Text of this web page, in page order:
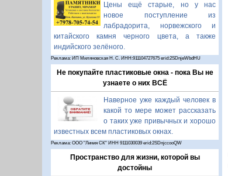
Цены ещё старые, но у нас
новое поступление из
лабрадорита, норвежского и
китайского камня черного цвета, а также
индийского зелёного.
Реклама: ИП Миляновская Н. С. ИНН:911104727675 erid:2SDnjeWbdHU
Не покупайте пластиковые окна - пока Вы не
узнаете о них ВСЁ
Наверное уже каждый человек в
какой то мере может рассказать
о таких уже привычных и хорошо
известных всем пластиковых окнах.
Реклама: ООО "Линия СК" ИНН 9111030039 erid:2SDnjccooQW
Пространство для жизни, которой вы
достойны